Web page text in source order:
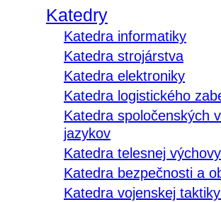
Katedry
Katedra informatiky
Katedra strojárstva
Katedra elektroniky
Katedra logistického
Katedra spoločenských
jazykov
Katedra telesnej
Katedra bezpečnosti a
Katedra vojenskej